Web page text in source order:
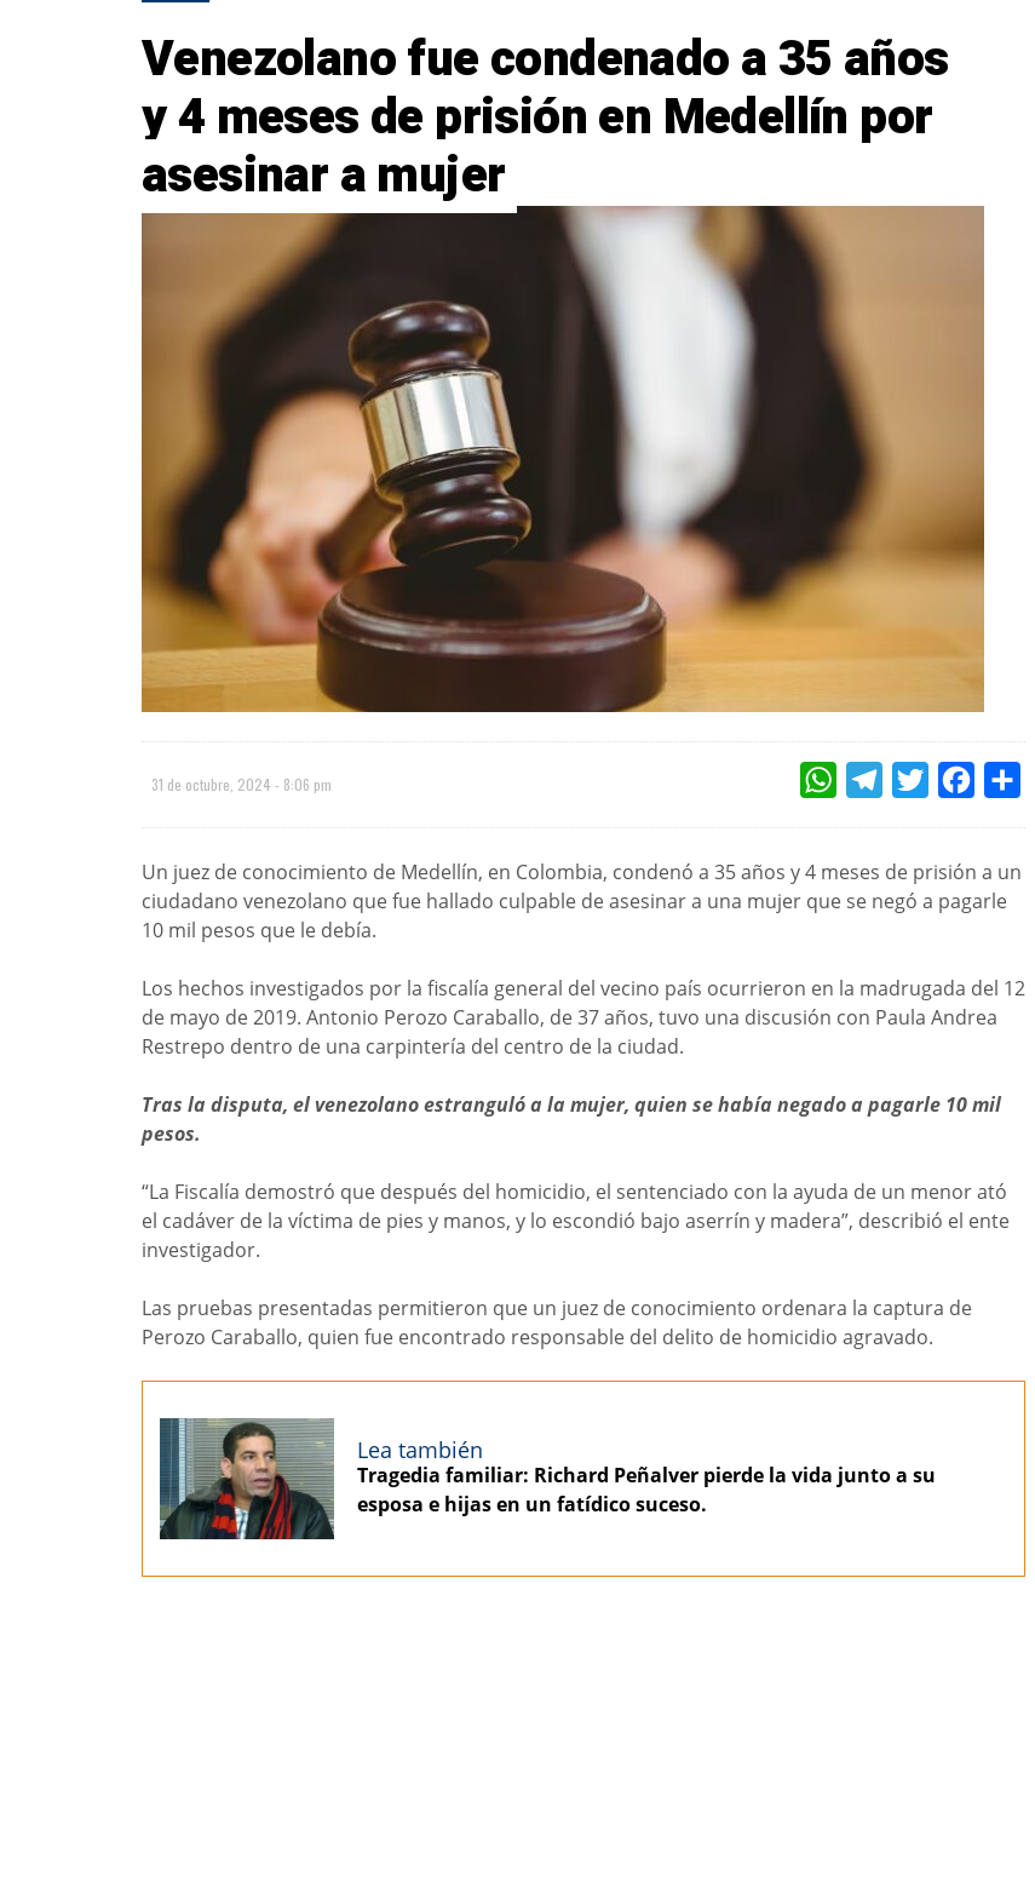
Venezolano fue condenado a 35 años
y 4 meses de prisión en Medellín por
asesinar a mujer
31 de octubre, 2024 - 8:06 pm WHATSAPPTELEGRAMTWITTERFACEBOOK
Un juez de conocimiento de Medellín, en Colombia, condenó a 35 años y 4 meses de prisión a un
ciudadano venezolano que fue hallado culpable de asesinar a una mujer que se negó a pagarle
10 mil pesos que le debía.
Los hechos investigados por la fiscalía general del vecino país ocurrieron en la madrugada del 12
de mayo de 2019. Antonio Perozo Caraballo, de 37 años, tuvo una discusión con Paula Andrea
Restrepo dentro de una carpintería del centro de la ciudad.
Tras la disputa, el venezolano estranguló a la mujer, quien se había negado a pagarle 10 mil
pesos.
“La Fiscalía demostró que después del homicidio, el sentenciado con la ayuda de un menor ató
el cadáver de la víctima de pies y manos, y lo escondió bajo aserrín y madera”, describió el ente
investigador.
Las pruebas presentadas permitieron que un juez de conocimiento ordenara la captura de
Perozo Caraballo, quien fue encontrado responsable del delito de homicidio agravado.
Lea también
Tragedia familiar: Richard Peñalver pierde la vida junto a su
esposa e hijas en un fatídico suceso.